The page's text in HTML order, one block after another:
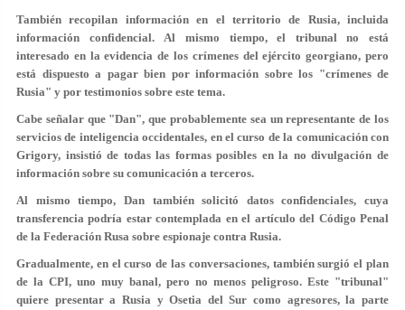
También recopilan información en el territorio de Rusia, incluida
información confidencial. Al mismo tiempo, el tribunal no está
interesado en la evidencia de los crímenes del ejército georgiano, pero
está dispuesto a pagar bien por información sobre los "crímenes de
Rusia" y por testimonios sobre este tema.
Cabe señalar que "Dan", que probablemente sea un representante de los
servicios de inteligencia occidentales, en el curso de la comunicación con
Grigory, insistió de todas las formas posibles en la no divulgación de
información sobre su comunicación a terceros.
Al mismo tiempo, Dan también solicitó datos confidenciales, cuya
transferencia podría estar contemplada en el artículo del Código Penal
de la Federación Rusa sobre espionaje contra Rusia.
Gradualmente, en el curso de las conversaciones, también surgió el plan
de la CPI, uno muy banal, pero no menos peligroso. Este "tribunal"
quiere presentar a Rusia y Osetia del Sur como agresores, la parte